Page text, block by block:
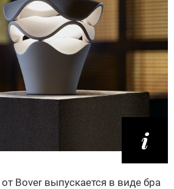
Bover выпускается в виде бра